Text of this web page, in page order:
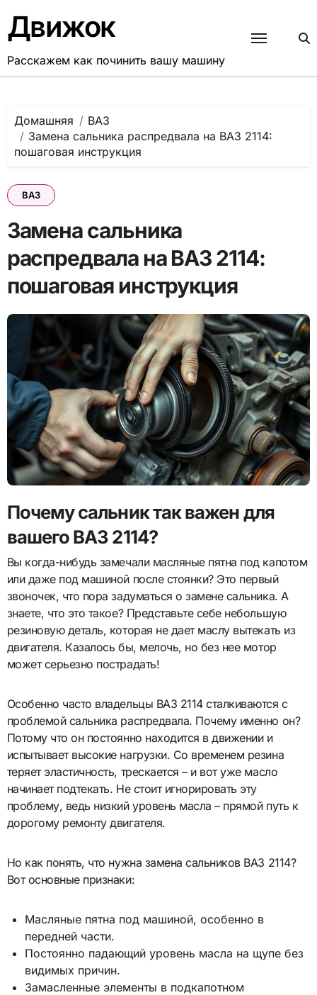
содержанию
Движок
Расскажем как починить вашу машину
Домашняя
ВАЗ
Замена сальника распредвала на ВАЗ 2114:
пошаговая инструкция
ВАЗ
Замена сальника
распредвала на ВАЗ 2114:
пошаговая инструкция
Почему сальник так важен для
вашего ВАЗ 2114?
Вы когда-нибудь замечали масляные пятна под капотом
или даже под машиной после стоянки? Это первый
звоночек, что пора задуматься о замене сальника. А
знаете, что это такое? Представьте себе небольшую
резиновую деталь, которая не дает маслу вытекать из
двигателя. Казалось бы, мелочь, но без нее мотор
может серьезно пострадать!
Особенно часто владельцы ВАЗ 2114 сталкиваются с
проблемой сальника распредвала. Почему именно он?
Потому что он постоянно находится в движении и
испытывает высокие нагрузки. Со временем резина
теряет эластичность, трескается – и вот уже масло
начинает подтекать. Не стоит игнорировать эту
проблему, ведь низкий уровень масла – прямой путь к
дорогому ремонту двигателя.
Но как понять, что нужна замена сальников ВАЗ 2114?
Вот основные признаки:
Масляные пятна под машиной, особенно в
передней части.
Постоянно падающий уровень масла на щупе без
видимых причин.
Замасленные элементы в подкапотном